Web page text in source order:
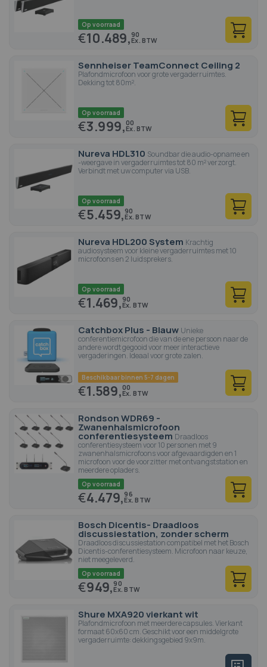
Op voorraad
€10.489,90
Sennheiser TeamConnect Ceiling 2
Plafondmicrofoon voor grote vergaderruimtes.
Dekking tot 80m².
Op voorraad
€3.999,00
Nureva HDL310 Soundbar die audio-opname en
-weergave in vergaderruimtes tot 80 m² verzorgt.
Verbindt met uw computer via USB.
Op voorraad
€5.459,90
Nureva HDL200 System Krachtig
audiosysteem voor kleine vergaderruimtes met 10
microfoons en 2 luidsprekers.
Op voorraad
€1.469,90
Catchbox Plus - Blauw Unieke
conferentiemicrofoon die van de ene persoon naar de
andere wordt gegooid voor meer interactieve
vergaderingen. Ideaal voor grote zalen.
Beschikbaar binnen 5-7 dagen
€1.589,00
Rondson WDR69 -
Zwanenhalsmicrofoon
conferentiesysteem Draadloos
conferentiesysteem voor 10 personen met 9
zwanenhalsmicrofoons voor afgevaardigden en 1
microfoon voor de voorzitter met ontvangststation en
meerdere opladers.
Op voorraad
€4.479,96
Bosch Dicentis- Draadloos
discussiestation, zonder scherm
Draadloos discussiestation compatibel met het Bosch
Dicentis-conferentiesysteem. Microfoon naar keuze,
niet meegeleverd.
Op voorraad
€949,90
Shure MXA920 vierkant wit
Plafondmicrofoon met meerdere capsules. Vierkant
formaat 60x60 cm. Geschikt voor een middelgrote
vergaderruimte: dekkingsgebied 9x9m.